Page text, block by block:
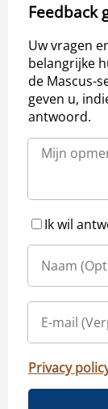
Feedback
Uw vragen
belangrijke
de Mascus-
geven u,
antwoord.
Ik wil
Privacy